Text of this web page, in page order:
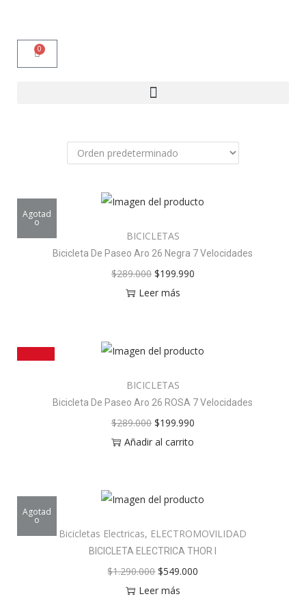
0
Agotad
o
BICICLETAS
Bicicleta De Paseo Aro 26 Negra 7 Velocidades
$289.000 $199.990
Leer más
BICICLETAS
Bicicleta De Paseo Aro 26 ROSA 7 Velocidades
$289.000 $199.990
Añadir al carrito
Agotad
o
Bicicletas Electricas, ELECTROMOVILIDAD
BICICLETA ELECTRICA THOR I
$1.290.000 $549.000
Leer más